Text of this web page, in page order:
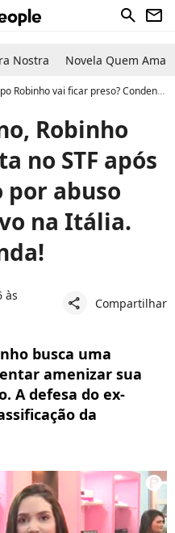
search newsletter
Nostra Novela Quem Ama
Condenado por estupro coletivo na Itália, ex-jogador tenta reviravolta no STF. Entenda!
Robinho
no STF após
por abuso
na Itália.
às
share Compartilhar
busca uma
amenizar sua
A defesa do ex-
da